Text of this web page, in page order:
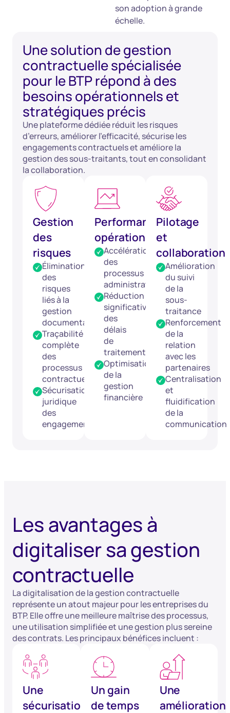
son adoption à grande
échelle.
Une solution de gestion
contractuelle spécialisée
pour le BTP répond à des
besoins opérationnels et
stratégiques précis
Une plateforme dédiée réduit les risques
d’erreurs, améliorer l’efficacité, sécurise les
engagements contractuels et améliore la
gestion des sous-traitants, tout en consolidant
la collaboration.
Gestion
des
risques
Élimination
des
risques
liés à la
gestion
documentaire
Traçabilité
complète
des
processus
contractuels
Sécurisation
juridique
des
engagements
Performance
opérationnelle
Accélération
des
processus
administratifs
Réduction
significative
des
délais
de
traitement
Optimisation
de la
gestion
financière
Pilotage
et
collaboration
Amélioration
du suivi
de la
sous-
traitance
Renforcement
de la
relation
avec les
partenaires
Centralisation
et
fluidification
de la
communication
Les avantages à
digitaliser sa gestion
contractuelle
La digitalisation de la gestion contractuelle
représente un atout majeur pour les entreprises du
BTP. Elle offre une meilleure maîtrise des processus,
une utilisation simplifiée et une gestion plus sereine
des contrats. Les principaux bénéfices incluent :
Une
sécurisation
Un gain
de temps
Une
amélioration